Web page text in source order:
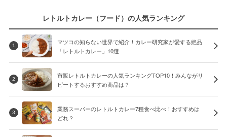
レトルトカレー（フード）の人気ランキング
1
マツコの知らない世界で紹介！カレー研究家が愛する絶品
「レトルトカレー」10選
2
市販レトルトカレーの人気ランキングTOP10！みんながリ
ピートするおすすめ商品は？
3
業務スーパーのレトルトカレー7種食べ比べ！おすすめは
どれ？